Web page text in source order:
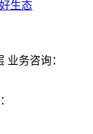
生态
业务咨询：